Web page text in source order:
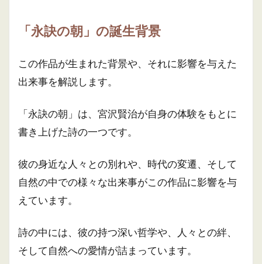
「永訣の朝」の誕生背景
この作品が生まれた背景や、それに影響を与えた
出来事を解説します。
「永訣の朝」は、宮沢賢治が自身の体験をもとに
書き上げた詩の一つです。
彼の身近な人々との別れや、時代の変遷、そして
自然の中での様々な出来事がこの作品に影響を与
えています。
詩の中には、彼の持つ深い哲学や、人々との絆、
そして自然への愛情が詰まっています。